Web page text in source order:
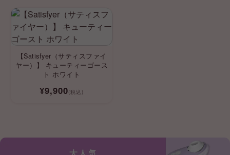
【Satisfyer（サティスファイ
ヤー）】 キューティーゴース
ト ホワイト
¥9,900(税込)